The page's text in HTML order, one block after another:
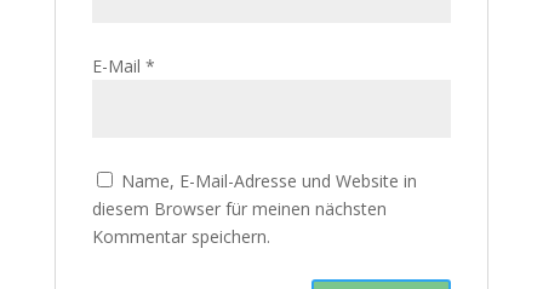
E-Mail *
Name, E-Mail-Adresse und Website in
diesem Browser für meinen nächsten
Kommentar speichern.